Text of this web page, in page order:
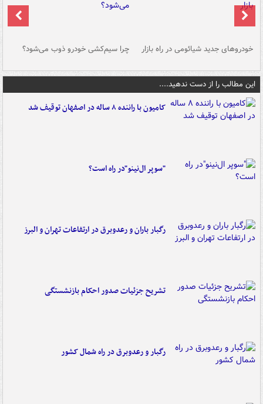
خودروهای جدید شیائومی در راه بازار چرا سیم‌کشی خودرو ذوب می‌شود؟
این مطالب را از دست ندهید....
کامیون با راننده ۸ ساله در اصفهان توقیف شد
"سوپر ال‌نینو"در راه است؟
رگبار باران و رعدوبرق در ارتفاعات تهران و البرز
تشریح جزئیات صدور احکام بازنشستگی
رگبار و رعدوبرق در راه شمال کشور